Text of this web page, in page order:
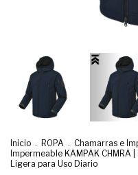
Inicio . ROPA . Chamarras e
Impermeable KAMPAK
Ligera para Uso Diario